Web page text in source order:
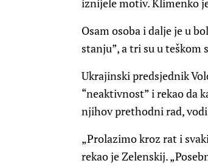
iznijele motiv. Klimenko
Osam osoba i dalje je u
stanju”, a tri su u teškom
Ukrajinski predsjednik
“neaktivnost” i rekao da
njihov prethodni rad,
„Prolazimo kroz rat i
rekao je Zelenskij.